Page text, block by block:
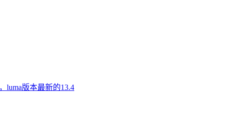
luma版本最新的13.4